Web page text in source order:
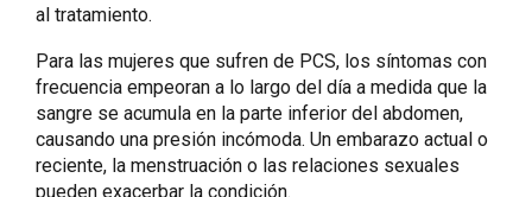
al tratamiento.
Para las mujeres que sufren de PCS, los síntomas con
frecuencia empeoran a lo largo del día a medida que la
sangre se acumula en la parte inferior del abdomen,
causando una presión incómoda. Un embarazo actual o
reciente, la menstruación o las relaciones sexuales
pueden exacerbar la condición.